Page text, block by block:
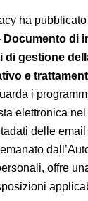
ha
6 giugno
e servizi
elettronica
dei
i
della posta
il trattamento
Questo
per la